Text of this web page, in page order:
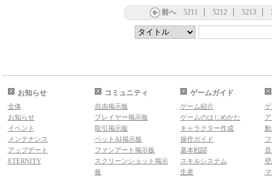
前へ 5211 5212 5213
お知らせ
全体
お知らせ
イベント
メンテナンス
アップデート
ETERNITY
コミュニティ
自由掲示板
プレイヤー掲示板
取引掲示板
ペットAI掲示板
ファンアート掲示板
スクリーンショット掲示
板
ゲームガイド
ゲーム紹介
ゲームのはじめかた
キャラクター作成
操作ガイド
基本戦闘
スキルシステム
生産